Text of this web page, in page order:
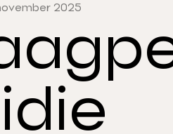
2025